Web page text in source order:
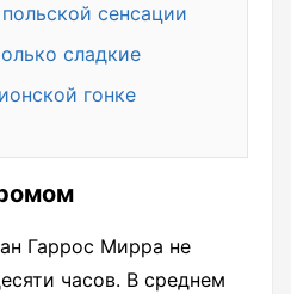
сенсации
сладкие
гонке
Гаррос Мирра не
часов. В среднем